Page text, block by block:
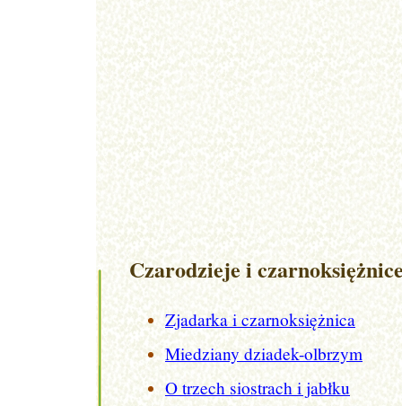
Czarodzieje i
Zjadarka i czarnoksiężnica
Miedziany dziadek-olbrzym
O trzech siostrach i jabłku